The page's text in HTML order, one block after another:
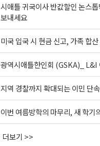
시애틀 귀국이사 반값할인 논스
보내세요
미국 입국 시 현금 신고, 가족 합
광역시애틀한인회 (GSKA)_ L&I
지역 경찰까지 확대되는 이민
이번 여름방학의 마무리, 새 학기
더보기 >>